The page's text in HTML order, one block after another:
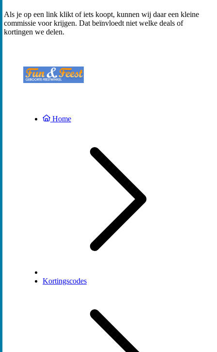
Als je op een link klikt of iets koopt, kunnen wij daar een kleine
commissie voor krijgen. Dat beïnvloedt niet welke deals of
kortingen we delen.
Home
Kortingscodes